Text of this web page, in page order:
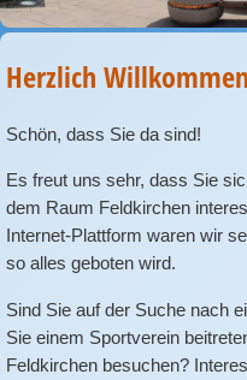
Herzlich
Schön, dass Sie da sind!
Es freut uns sehr, dass Sie
dem Raum Feldkirchen
Internet-Plattform waren wir
so alles geboten wird.
Sind Sie auf der Suche nach
Sie einem Sportverein
Feldkirchen besuchen?